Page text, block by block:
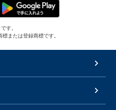
す。
または登録商標です。